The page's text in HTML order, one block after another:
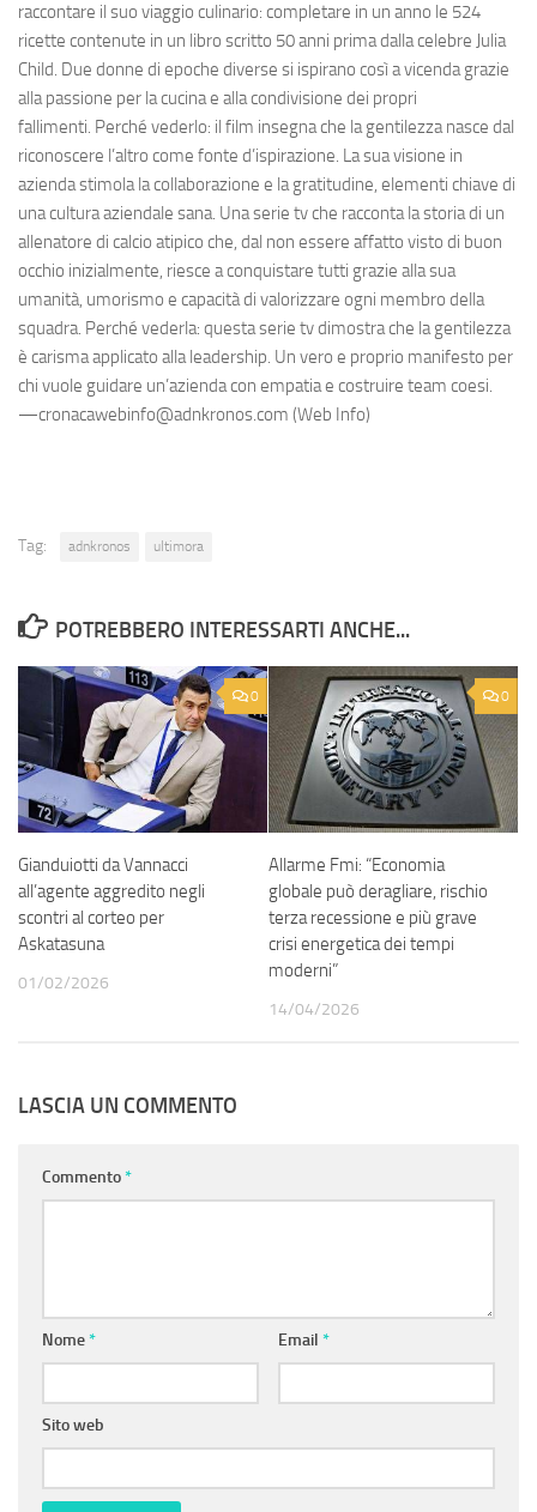
raccontare il suo viaggio culinario: completare in un anno le 524
ricette contenute in un libro scritto 50 anni prima dalla celebre Julia
Child. Due donne di epoche diverse si ispirano così a vicenda grazie
alla passione per la cucina e alla condivisione dei propri
fallimenti. Perché vederlo: il film insegna che la gentilezza nasce dal
riconoscere l’altro come fonte d’ispirazione. La sua visione in
azienda stimola la collaborazione e la gratitudine, elementi chiave di
una cultura aziendale sana. Una serie tv che racconta la storia di un
allenatore di calcio atipico che, dal non essere affatto visto di buon
occhio inizialmente, riesce a conquistare tutti grazie alla sua
umanità, umorismo e capacità di valorizzare ogni membro della
squadra. Perché vederla: questa serie tv dimostra che la gentilezza
è carisma applicato alla leadership. Un vero e proprio manifesto per
chi vuole guidare un’azienda con empatia e costruire team coesi.
—cronacawebinfo@adnkronos.com (Web Info)
Tag: adnkronos ultimora
POTREBBERO INTERESSARTI ANCHE...
0
Gianduiotti da Vannacci
all’agente aggredito negli
scontri al corteo per
Askatasuna
01/02/2026
0
Allarme Fmi: “Economia
globale può deragliare, rischio
terza recessione e più grave
crisi energetica dei tempi
moderni”
14/04/2026
LASCIA UN COMMENTO
Commento*
Nome* Email *
Sito web